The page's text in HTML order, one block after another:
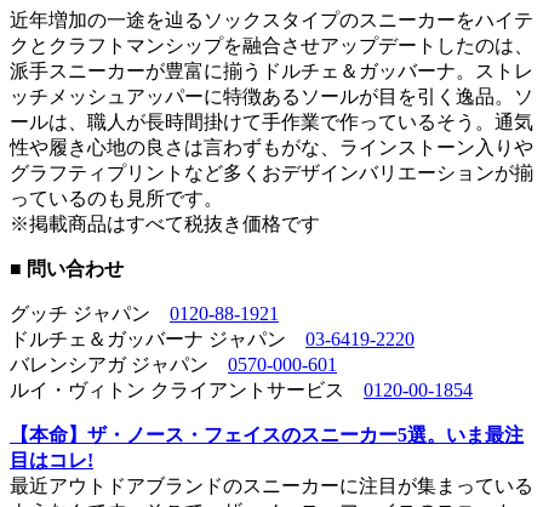
近年増加の一途を辿るソックスタイプのスニーカーをハイテ
クとクラフトマンシップを融合させアップデートしたのは、
派手スニーカーが豊富に揃うドルチェ＆ガッバーナ。ストレ
ッチメッシュアッパーに特徴あるソールが目を引く逸品。ソ
ールは、職人が長時間掛けて手作業で作っているそう。通気
性や履き心地の良さは言わずもがな、ラインストーン入りや
グラフティプリントなど多くおデザインバリエーションが揃
っているのも見所です。
※掲載商品はすべて税抜き価格です
■ 問い合わせ
グッチ ジャパン 0120-88-1921
ドルチェ＆ガッバーナ ジャパン 03-6419-2220
バレンシアガ ジャパン 0570-000-601
ルイ・ヴィトン クライアントサービス 0120-00-1854
【本命】ザ・ノース・フェイスのスニーカー5選。いま最注
目はコレ!
最近アウトドアブランドのスニーカーに注目が集まっている